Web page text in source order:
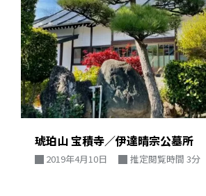
琥珀山 宝積寺／伊達晴宗公墓所
2019年4月10日 推定閲覧時間 3分